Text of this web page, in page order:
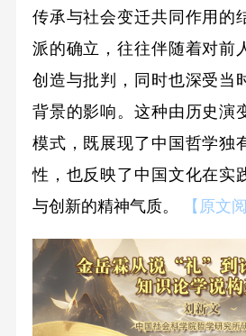
传承与社会变迁共同作用的
派的确立，往往伴随着对前
创造与批判，同时也深受当
背景的影响。这种由历史演
模式，既展现了中国哲学独
性，也反映了中国文化在实
与创新的精神气质。
【原文